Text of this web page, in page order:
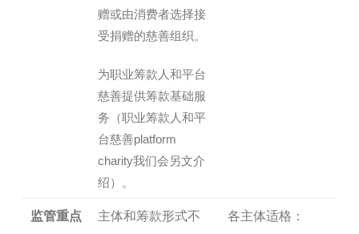
赠或由消费者选择接
受捐赠的慈善组织。
为职业筹款人和平台
慈善提供筹款基础服
务（职业筹款人和平
台慈善platform
charity我们会另文介
绍）。
监管重点
主体和筹款形式不
各主体适格：